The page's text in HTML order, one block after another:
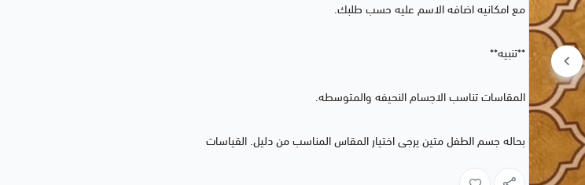
مع امكانيه اضافه الاسم عليه حسب طلبك.
**تنبيه**
المقاسات تناسب الاجسام النحيفه والمتوسطه.
بحاله جسم الطفل متين يرجى اختيار المقاس المناسب من دليل. القياسات